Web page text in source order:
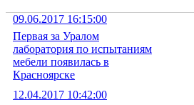
09.06.2017 16:15:00
Первая за Уралом
лаборатория по испытаниям
мебели появилась в
Красноярске
12.04.2017 10:42:00